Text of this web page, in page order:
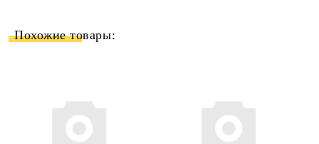
Похожие товары: